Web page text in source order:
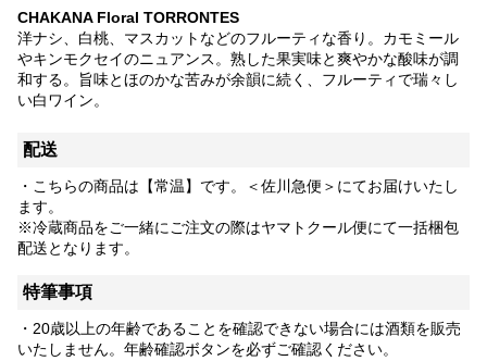
CHAKANA Floral TORRONTES
洋ナシ、白桃、マスカットなどのフルーティな香り。カモミール
やキンモクセイのニュアンス。熟した果実味と爽やかな酸味が調
和する。旨味とほのかな苦みが余韻に続く、フルーティで瑞々し
い白ワイン。
配送
・こちらの商品は【常温】です。＜佐川急便＞にてお届けいたし
ます。
※冷蔵商品をご一緒にご注文の際はヤマトクール便にて一括梱包
配送となります。
特筆事項
・20歳以上の年齢であることを確認できない場合には酒類を販売
いたしません。年齢確認ボタンを必ずご確認ください。